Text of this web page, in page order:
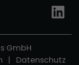
GmbH
Datenschutz